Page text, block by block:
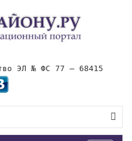
ЭЛ № ФС 77 – 68415